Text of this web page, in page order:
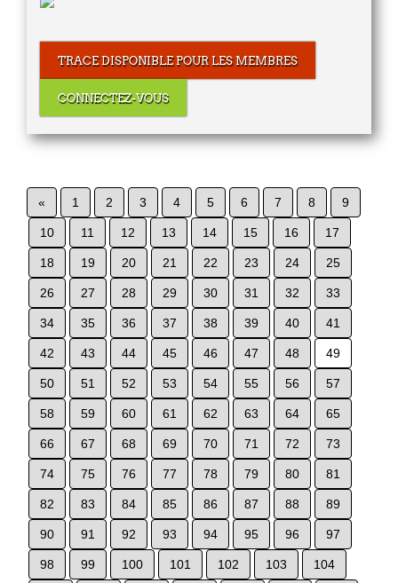
TRACE DISPONIBLE POUR LES MEMBRES
CONNECTEZ-VOUS
« 1 2 3 4 5 6 7 8 9
10 11 12 13 14 15 16 17
18 19 20 21 22 23 24 25
26 27 28 29 30 31 32 33
34 35 36 37 38 39 40 41
42 43 44 45 46 47 48 49
50 51 52 53 54 55 56 57
58 59 60 61 62 63 64 65
66 67 68 69 70 71 72 73
74 75 76 77 78 79 80 81
82 83 84 85 86 87 88 89
90 91 92 93 94 95 96 97
98 99 100 101 102 103 104